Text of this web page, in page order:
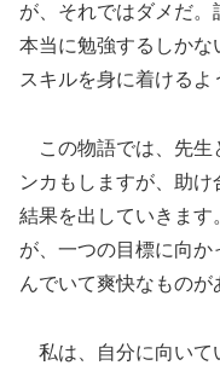
が、それではダメだ。
本当に勉強するしか
スキルを身に着けるよ
この物語では、先生
ンカもしますが、助
結果を出していきます
が、一つの目標に向
んでいて爽快なものが
私は、自分に向いて